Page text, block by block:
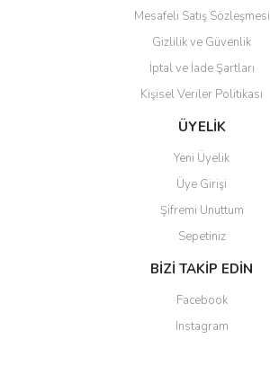
Mesafeli Satış Sözleşmesi
Gizlilik ve Güvenlik
İptal ve İade Şartları
Kişisel Veriler Politikası
ÜYELİK
Yeni Üyelik
Üye Girişi
Şifremi Unuttum
Sepetiniz
BİZİ TAKİP EDİN
Facebook
Instagram